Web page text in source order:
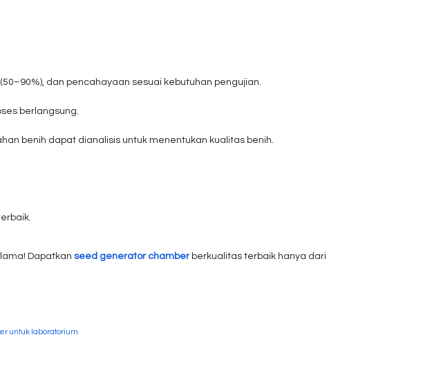
dan pencahayaan sesuai kebutuhan pengujian.
berlangsung.
benih dapat dianalisis untuk menentukan kualitas benih.
Dapatkan seed generator chamberberkualitas terbaik hanya dari
untuk laboratorium